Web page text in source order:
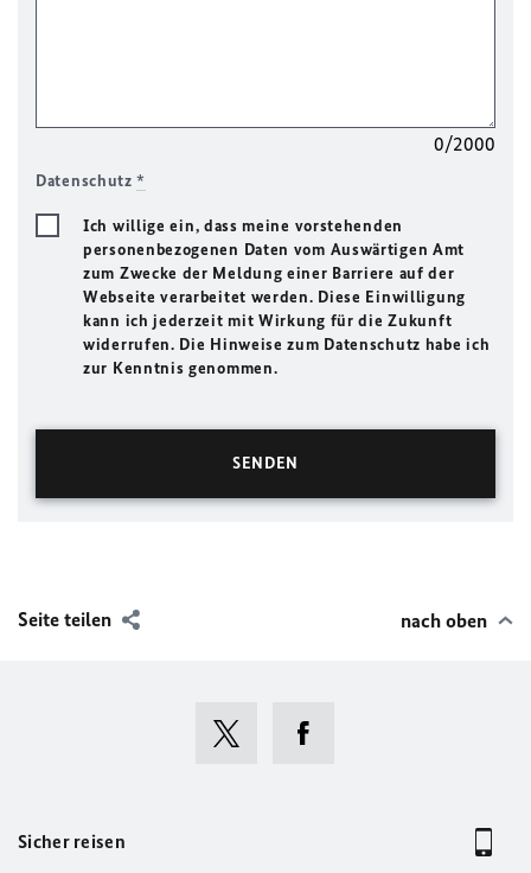
0/2000
Datenschutz*
Ich willige ein, dass meine vorstehenden
personenbezogenen Daten vom Auswärtigen Amt
zum Zwecke der Meldung einer Barriere auf der
Webseite verarbeitet werden. Diese Einwilligung
kann ich jederzeit mit Wirkung für die Zukunft
widerrufen. Die Hinweise zum Datenschutz habe ich
zur Kenntnis genommen.
Seite teilen nach oben
Sicher reisen